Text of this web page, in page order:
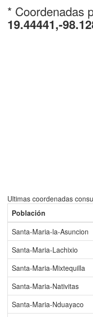
* Coordenadas
19.44441,-
Ultimas coordenadas
Población
Santa-Maria-la-Asuncion
Santa-Maria-Lachixio
Santa-Maria-Mixtequilla
Santa-Maria-Nativitas
Santa-Maria-Nduayaco